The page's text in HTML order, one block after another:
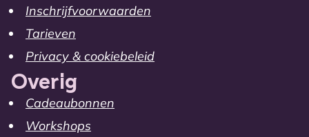
Inschrijfvoorwaarden
Tarieven
Privacy & cookiebeleid
Overig
Cadeaubonnen
Workshops